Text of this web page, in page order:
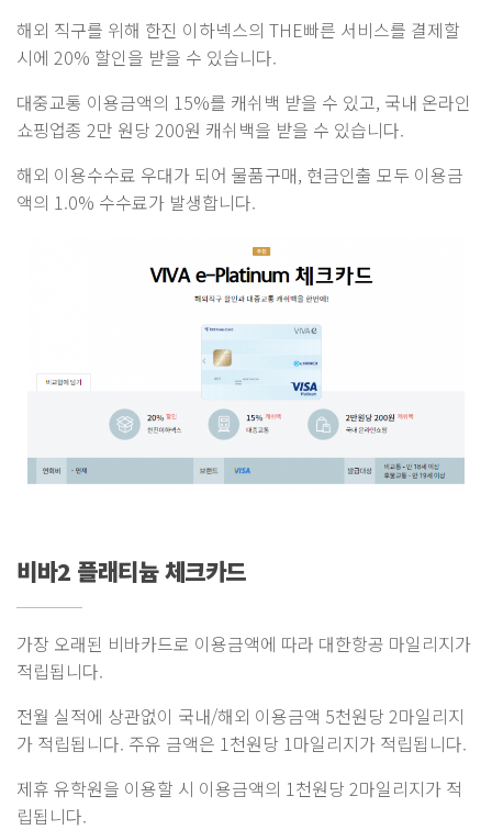
해외 직구를 위해 한진 이하넥스의 THE빠른 서비스를 결제할
시에 20% 할인을 받을 수 있습니다.
대중교통 이용금액의 15%를 캐쉬백 받을 수 있고, 국내 온라인
쇼핑업종 2만 원당 200원 캐쉬백을 받을 수 있습니다.
해외 이용수수료 우대가 되어 물품구매, 현금인출 모두 이용금
액의 1.0% 수수료가 발생합니다.
비바2 플래티늄 체크카드
가장 오래된 비바카드로 이용금액에 따라 대한항공 마일리지가
적립됩니다.
전월 실적에 상관없이 국내/해외 이용금액 5천원당 2마일리지
가 적립됩니다. 주유 금액은 1천원당 1마일리지가 적립됩니다.
제휴 유학원을 이용할 시 이용금액의 1천원당 2마일리지가 적
립됩니다.